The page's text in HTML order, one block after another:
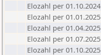
Elozahl per 01.10.2024
Elozahl per 01.01.2025
Elozahl per 01.04.2025
Elozahl per 01.07.2025
Elozahl per 01.10.2025